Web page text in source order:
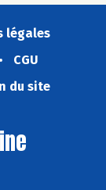
légales
CGU
du site